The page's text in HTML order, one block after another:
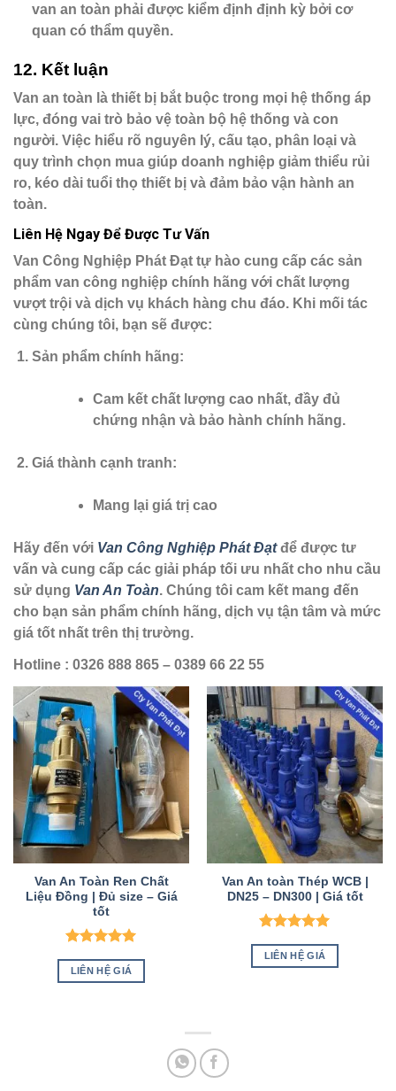
van an toàn phải được kiểm định định kỳ bởi cơ
quan có thẩm quyền.
12. Kết luận
Van an toàn là thiết bị bắt buộc trong mọi hệ thống áp
lực, đóng vai trò bảo vệ toàn bộ hệ thống và con
người. Việc hiểu rõ nguyên lý, cấu tạo, phân loại và
quy trình chọn mua giúp doanh nghiệp giảm thiểu rủi
ro, kéo dài tuổi thọ thiết bị và đảm bảo vận hành an
toàn.
Liên Hệ Ngay Để Được Tư Vấn
Van Công Nghiệp Phát Đạt tự hào cung cấp các sản
phẩm van công nghiệp chính hãng với chất lượng
vượt trội và dịch vụ khách hàng chu đáo. Khi mối tác
cùng chúng tôi, bạn sẽ được:
Sản phẩm chính hãng:
Cam kết chất lượng cao nhất, đầy đủ
chứng nhận và bảo hành chính hãng.
Giá thành cạnh tranh:
Mang lại giá trị cao
Hãy đến với Van Công Nghiệp Phát Đạtđể được tư
vấn và cung cấp các giải pháp tối ưu nhất cho nhu cầu
sử dụng Van An Toàn. Chúng tôi cam kết mang đến
cho bạn sản phẩm chính hãng, dịch vụ tận tâm và mức
giá tốt nhất trên thị trường.
Hotline : 0326 888 865 – 0389 66 22 55
Van An Toàn Ren Chất
Liệu Đồng | Đủ size – Giá
tốt
Được xếp
hạng55
sao
LIÊN HỆ GIÁ
Van An toàn Thép WCB |
DN25 – DN300 | Giá tốt
Được xếp
hạng55
sao
LIÊN HỆ GIÁ